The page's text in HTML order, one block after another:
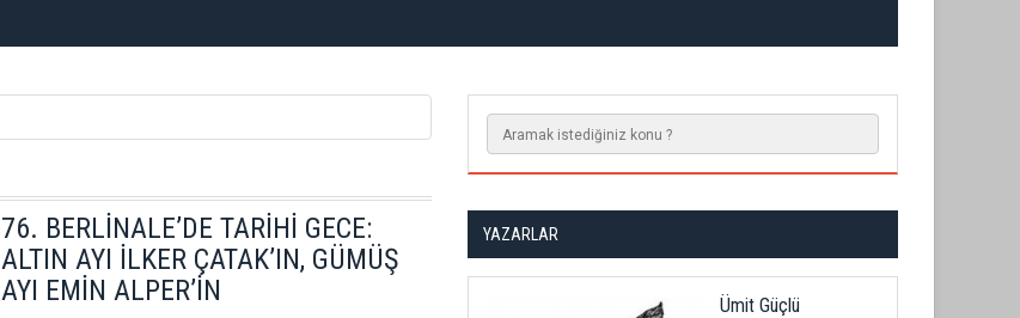
76. BERLİNALE’DE TARİHİ GECE:
ALTIN AYI İLKER ÇATAK’IN, GÜMÜŞ
AYI EMİN ALPER’İN
YAZARLAR
Ümit Güçlü